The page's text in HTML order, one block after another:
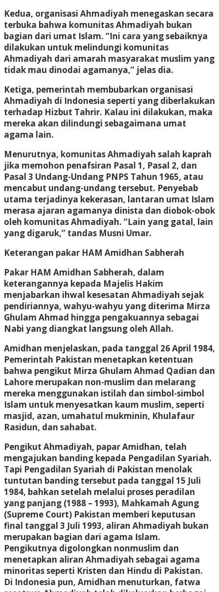
Kedua, organisasi Ahmadiyah menegaskan secara
terbuka bahwa komunitas Ahmadiyah bukan
bagian dari umat Islam. “Ini cara yang sebaiknya
dilakukan untuk melindungi komunitas
Ahmadiyah dari amarah masyarakat muslim yang
tidak mau dinodai agamanya,” jelas dia.
Ketiga, pemerintah membubarkan organisasi
Ahmadiyah di Indonesia seperti yang diberlakukan
terhadap Hizbut Tahrir. Kalau ini dilakukan, maka
mereka akan dilindungi sebagaimana umat
agama lain.
Menurutnya, komunitas Ahmadiyah salah kaprah
jika memohon penafsiran Pasal 1, Pasal 2, dan
Pasal 3 Undang-Undang PNPS Tahun 1965, atau
mencabut undang-undang tersebut. Penyebab
utama terjadinya kekerasan, lantaran umat Islam
merasa ajaran agamanya dinista dan diobok-obok
oleh komunitas Ahmadiyah. “Lain yang gatal, lain
yang digaruk,” tandas Musni Umar.
Keterangan pakar HAM Amidhan Sabherah
Pakar HAM Amidhan Sabherah, dalam
keterangannya kepada Majelis Hakim
menjabarkan ihwal kesesatan Ahmadiyah sejak
pendiriannya, wahyu-wahyu yang diterima Mirza
Ghulam Ahmad hingga pengakuannya sebagai
Nabi yang diangkat langsung oleh Allah.
Amidhan menjelaskan, pada tanggal 26 April 1984,
Pemerintah Pakistan menetapkan ketentuan
bahwa pengikut Mirza Ghulam Ahmad Qadian dan
Lahore merupakan non-muslim dan melarang
mereka menggunakan istilah dan simbol-simbol
Islam untuk menyesatkan kaum muslim, seperti
masjid, azan, umahatul mukminin, Khulafaur
Rasidun, dan sahabat.
Pengikut Ahmadiyah, papar Amidhan, telah
mengajukan banding kepada Pengadilan Syariah.
Tapi Pengadilan Syariah di Pakistan menolak
tuntutan banding tersebut pada tanggal 15 Juli
1984, bahkan setelah melalui proses peradilan
yang panjang (1988 – 1993), Mahkamah Agung
(Supreme Court) Pakistan memberi keputusan
final tanggal 3 Juli 1993, aliran Ahmadiyah bukan
merupakan bagian dari agama Islam.
Pengikutnya digolongkan nonmuslim dan
menetapkan aliran Ahmadiyah sebagai agama
minoritas seperti Kristen dan Hindu di Pakistan.
Di Indonesia pun, Amidhan menuturkan, fatwa